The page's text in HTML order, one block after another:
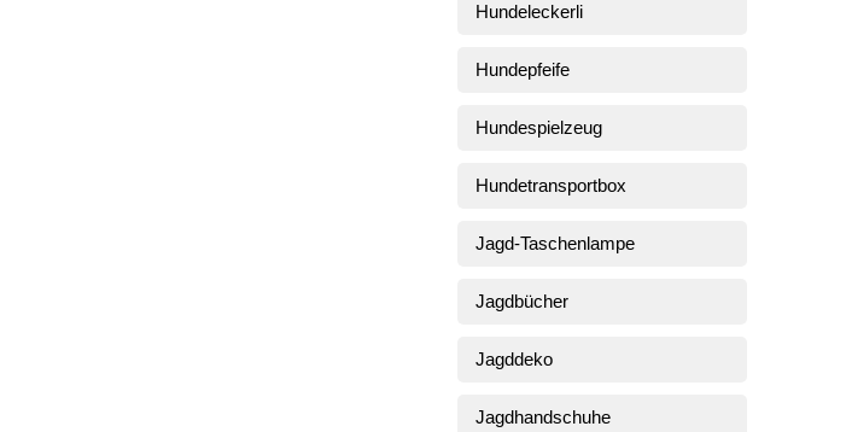
Hundeleckerli
Hundepfeife
Hundespielzeug
Hundetransportbox
Jagd-Taschenlampe
Jagdbücher
Jagddeko
Jagdhandschuhe